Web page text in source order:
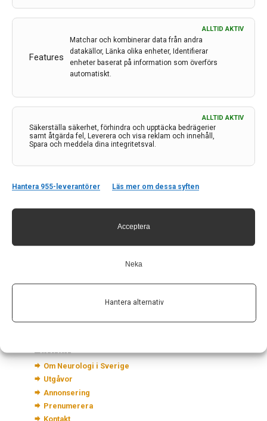
Features
ALLTID AKTIV
Matchar och kombinerar data från andra
datakällor, Länka olika enheter, Identifierar
enheter baserat på information som överförs
automatiskt.
Säkerställa säkerhet, förhindra och upptäcka bedrägerier
samt åtgärda fel, Leverera och visa reklam och innehåll,
Spara och meddela dina integritetsval.
ALLTID AKTIV
Hantera 955-leverantörer Läs mer om dessa syften
Acceptera
Neka
Hantera alternativ
c/o Forskaren Office Hub
113 68 Stockholm
nis@pharma-industry.se
Om Neurologi i Sverige
Utgåvor
Annonsering
Prenumerera
Kontakt